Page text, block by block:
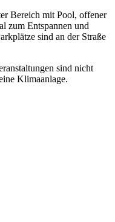
Bereich mit Pool, offener
zum Entspannen und
sind an der Straße
sind nicht
Klimaanlage.